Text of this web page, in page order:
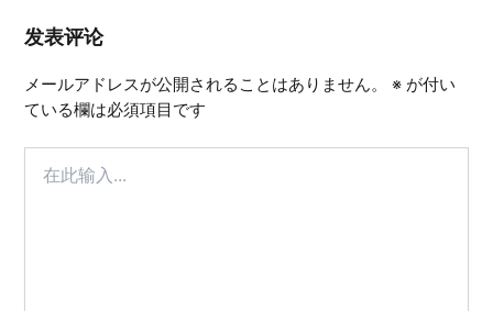
发表评论
メールアドレスが公開されることはありません。 ※ が付い
ている欄は必須項目です